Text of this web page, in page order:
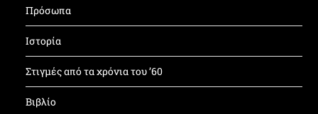
Πρόσωπα
Ιστορία
Στιγμές από τα χρόνια του ’60
Βιβλίο